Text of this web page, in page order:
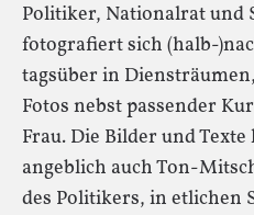
Politiker, Nationalrat und
fotografiert sich (halb-
tagsüber in
Fotos nebst passender
Frau. Die Bilder und
angeblich auch Ton-
des Politikers, in etlichen